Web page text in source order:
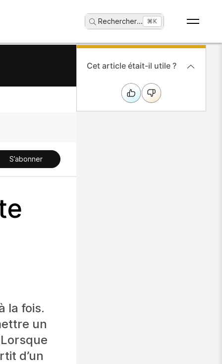
Rechercher... ⌘K
S’abonner
la fois.
un
d’un
Cet article était-il utile ?